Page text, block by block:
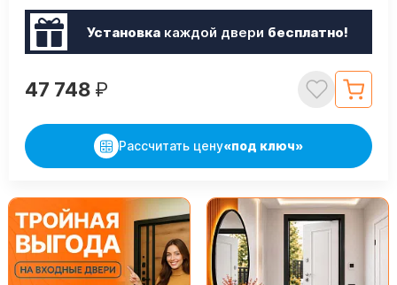
Установкакаждой двери бесплатно!
47 748 ₽
Рассчитать цену«под ключ»